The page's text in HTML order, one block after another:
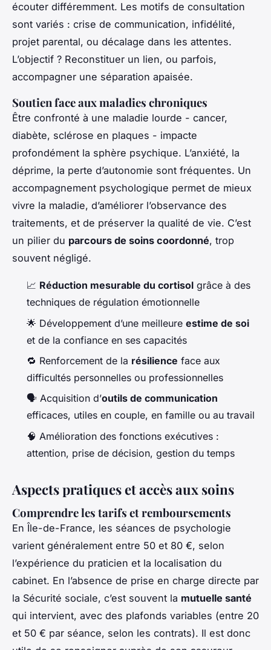
écouter différemment. Les motifs de consultation
sont variés : crise de communication, infidélité,
projet parental, ou décalage dans les attentes.
L’objectif ? Reconstituer un lien, ou parfois,
accompagner une séparation apaisée.
Soutien face aux maladies chroniques
Être confronté à une maladie lourde - cancer,
diabète, sclérose en plaques - impacte
profondément la sphère psychique. L’anxiété, la
déprime, la perte d’autonomie sont fréquentes. Un
accompagnement psychologique permet de mieux
vivre la maladie, d’améliorer l’observance des
traitements, et de préserver la qualité de vie. C’est
un pilier du parcours de soins coordonné, trop
souvent négligé.
📈 Réduction mesurable du cortisol grâce à des
techniques de régulation émotionnelle
🌟 Développement d’une meilleure estime de soi
et de la confiance en ses capacités
🔁 Renforcement de la résilience face aux
difficultés personnelles ou professionnelles
🗣️ Acquisition d’outils de communication
efficaces, utiles en couple, en famille ou au travail
🧠 Amélioration des fonctions exécutives :
attention, prise de décision, gestion du temps
Aspects pratiques et accès aux soins
Comprendre les tarifs et remboursements
En Île-de-France, les séances de psychologie
varient généralement entre 50 et 80 €, selon
l’expérience du praticien et la localisation du
cabinet. En l’absence de prise en charge directe par
la Sécurité sociale, c’est souvent la mutuelle santé
qui intervient, avec des plafonds variables (entre 20
et 50 € par séance, selon les contrats). Il est donc